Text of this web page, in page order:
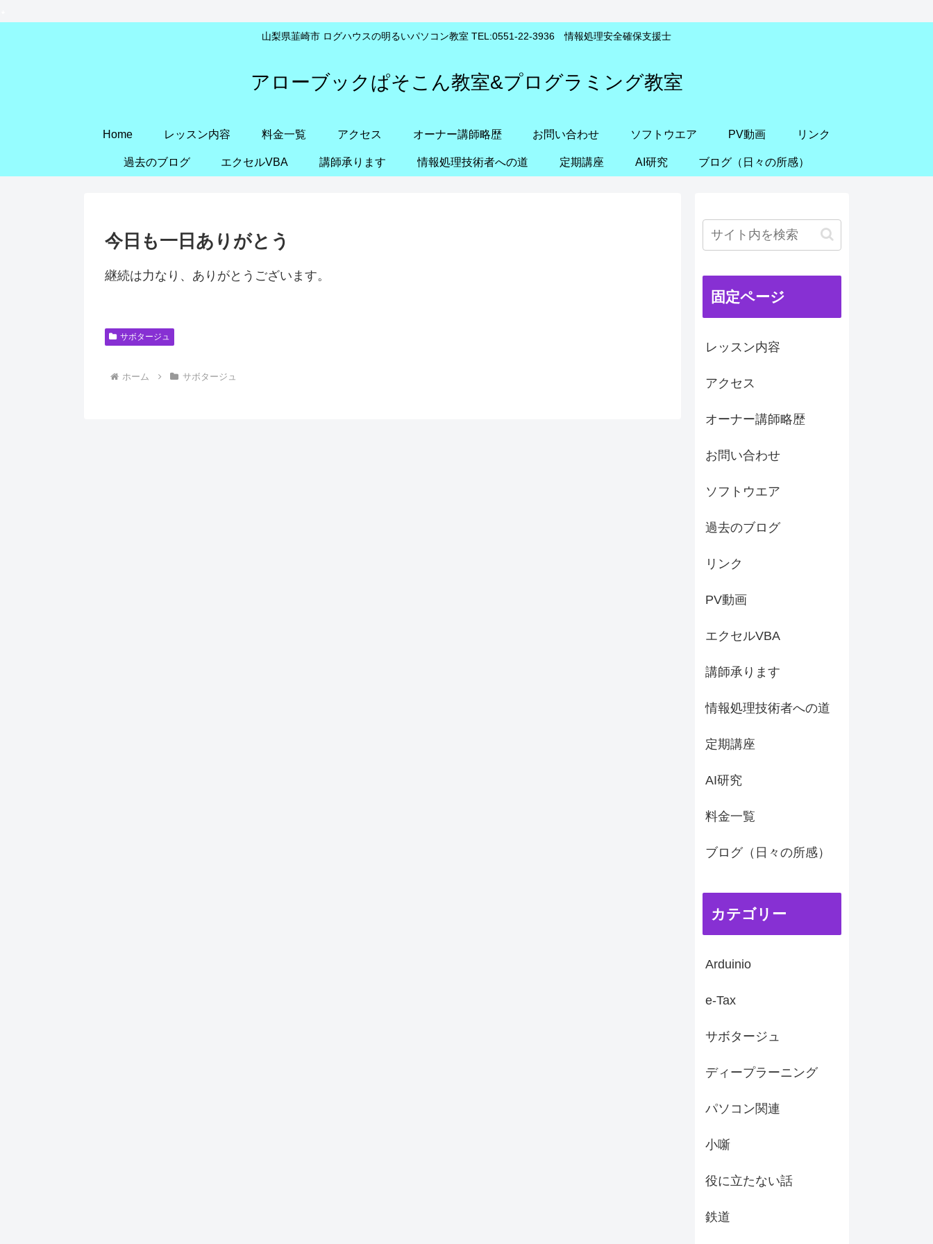
山梨県韮崎市 ログハウスの明るいパソコン教室 TEL:0551-22-3936 情報処理安全確保支援士
アローブックぱそこん教室&プログラミング教室
Home レッスン内容 料金一覧 アクセス オーナー講師略歴 お問い合わせ ソフトウエア PV動画 リンク
過去のブログ エクセルVBA 講師承ります 情報処理技術者への道 定期講座 AI研究 ブログ（日々の所感）
今日も一日ありがとう
継続は力なり、ありがとうございます。
サボタージュ
ホーム サボタージュ
固定ページ
レッスン内容
アクセス
オーナー講師略歴
お問い合わせ
ソフトウエア
過去のブログ
リンク
PV動画
エクセルVBA
講師承ります
情報処理技術者への道
定期講座
AI研究
料金一覧
ブログ（日々の所感）
カテゴリー
Arduinio
e-Tax
サボタージュ
ディープラーニング
パソコン関連
小噺
役に立たない話
鉄道